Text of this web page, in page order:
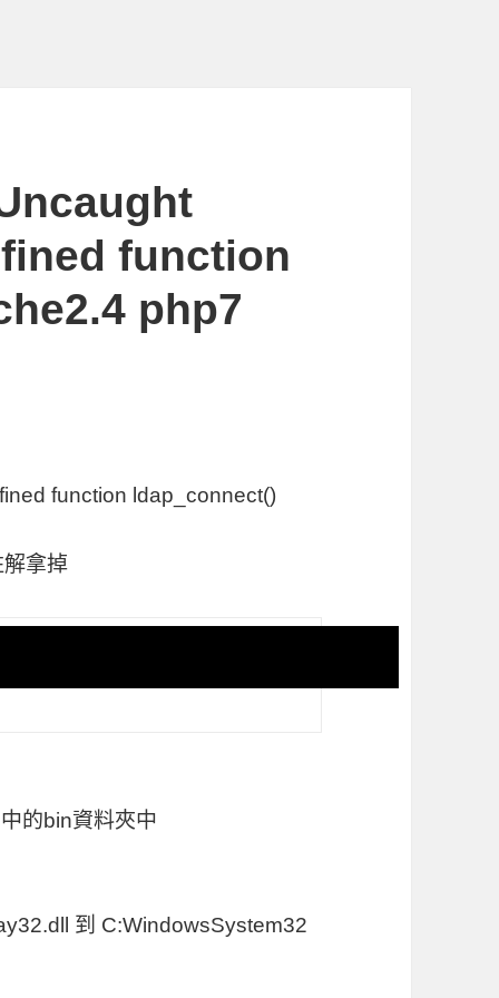
function
php7
function ldap_connect()
拿掉
的bin資料夾中
到 C:WindowsSystem32